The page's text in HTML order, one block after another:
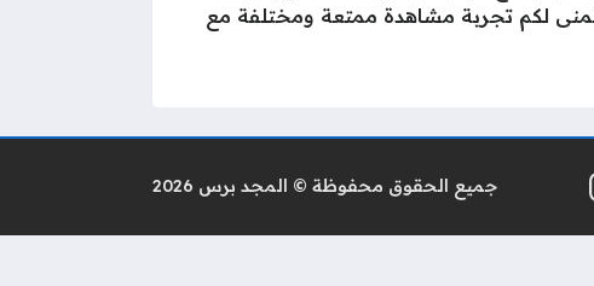
نتمنى لكم تجربة مشاهدة ممتعة ومختلفة مع
جميع الحقوق محفوظة © المجد برس 2026